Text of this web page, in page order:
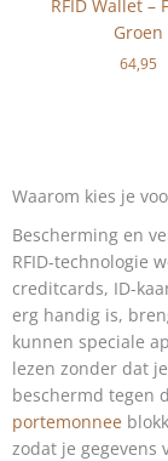
RFID Wallet –
Groen
64,95
Waarom kies je
Bescherming en
RFID-technologie
creditcards, ID-
erg handig is,
kunnen speciale
lezen zonder dat
beschermd tegen
portemonnee
zodat je gegevens